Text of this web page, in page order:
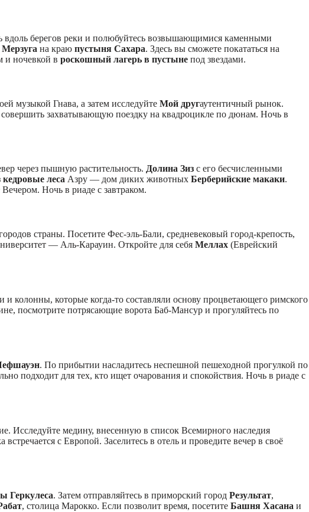
вдоль берегов реки и полюбуйтесь возвышающимися каменными
Мерзуга на краю пустыня Сахара. Здесь вы сможете покататься на
и ночевкой в роскошный лагерь в пустыне под звездами.
музыкой Гнава, а затем исследуйте Мой другаутентичный рынок.
захватывающую поездку на квадроцикле по дюнам. Ночь в
через пышную растительность. Долина Зиз с его бесчисленными
кедровые леса Азру — дом диких животных Берберийские макаки.
Вечером. Ночь в риаде с завтраком.
страны. Посетите Фес-эль-Бали, средневековый город-крепость,
— Аль-Карауин. Откройте для себя Меллах (Еврейский
колонны, которые когда-то составляли основу процветающего римского
посмотрите потрясающие ворота Баб-Мансур и прогуляйтесь по
. По прибытии насладитесь неспешной пешеходной прогулкой по
подходит для тех, кто ищет очарования и спокойствия. Ночь в риаде с
Исследуйте медину, внесенную в список Всемирного наследия
с Европой. Заселитесь в отель и проведите вечер в своё
Геркулеса. Затем отправляйтесь в приморский город Результат,
, столица Марокко. Если позволит время, посетите Башня Хасана и